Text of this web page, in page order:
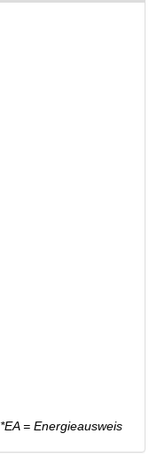
*EA = Energieausweis